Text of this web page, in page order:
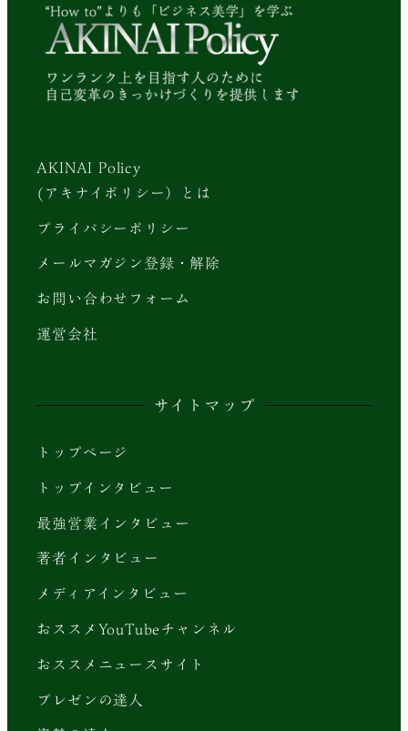
AKINAI Policy
(アキナイポリシー）とは
プライバシーポリシー
メールマガジン登録・解除
お問い合わせフォーム
運営会社
サイトマップ
トップページ
トップインタビュー
最強営業インタビュー
著者インタビュー
メディアインタビュー
おススメYouTubeチャンネル
おススメニュースサイト
プレゼンの達人